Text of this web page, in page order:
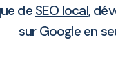
de SEO local,
sur Google en